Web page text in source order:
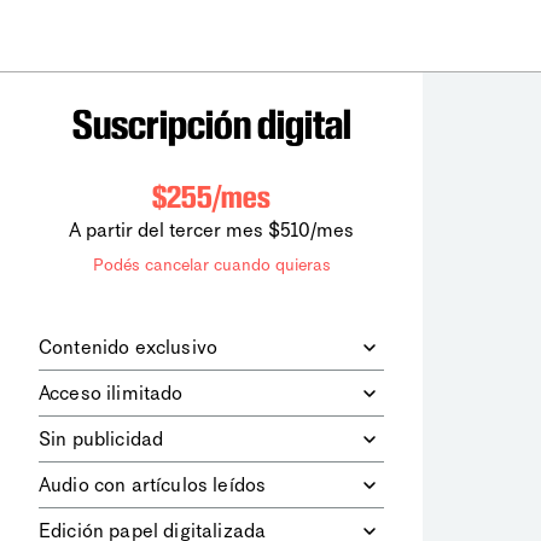
Suscripción digital
$255/mes
A partir del tercer mes $510/mes
Podés cancelar cuando quieras
Contenido exclusivo
digitales dela diaria
los contenidos de Le Monde
diplomatique.
Acceso ilimitado
contenidos.
Sin publicidad
publicitarios.
Audio con artículos leídos
Edición papel digitalizada